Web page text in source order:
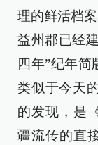
理的鲜活档
益州郡已经
四年”纪年简
类似于今天
的发现，是
疆流传的直